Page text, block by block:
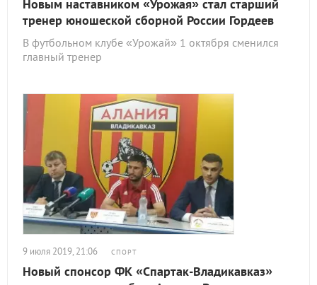
Новым наставником «Урожая» стал старший
тренер юношеской сборной России Гордеев
В футбольном клубе «Урожай» 1 октября сменился
главный тренер
9 июля 2019, 21:06 СПОРТ
Новый спонсор ФК «Спартак-Владикавказ»